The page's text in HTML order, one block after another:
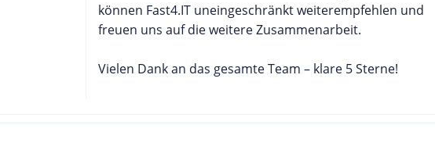
können Fast4.IT uneingeschränkt weiterempfehlen und
freuen uns auf die weitere Zusammenarbeit.
Vielen Dank an das gesamte Team – klare 5 Sterne!